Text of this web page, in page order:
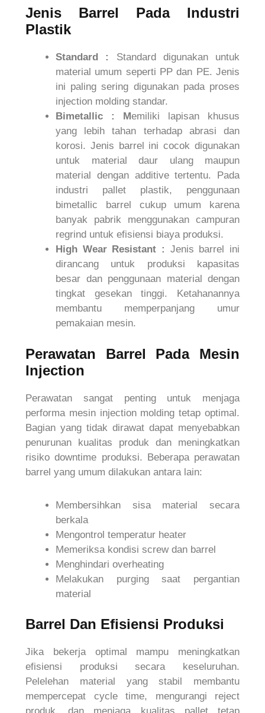
Jenis Barrel Pada Industri
Plastik
Standard : Standard digunakan untuk
material umum seperti PP dan PE. Jenis
ini paling sering digunakan pada proses
injection molding standar.
Bimetallic : Memiliki lapisan khusus
yang lebih tahan terhadap abrasi dan
korosi. Jenis barrel ini cocok digunakan
untuk material daur ulang maupun
material dengan additive tertentu. Pada
industri pallet plastik, penggunaan
bimetallic barrel cukup umum karena
banyak pabrik menggunakan campuran
regrind untuk efisiensi biaya produksi.
High Wear Resistant : Jenis barrel ini
dirancang untuk produksi kapasitas
besar dan penggunaan material dengan
tingkat gesekan tinggi. Ketahanannya
membantu memperpanjang umur
pemakaian mesin.
Perawatan Barrel Pada Mesin
Injection
Perawatan sangat penting untuk menjaga
performa mesin injection molding tetap optimal.
Bagian yang tidak dirawat dapat menyebabkan
penurunan kualitas produk dan meningkatkan
risiko downtime produksi. Beberapa perawatan
barrel yang umum dilakukan antara lain:
Membersihkan sisa material secara
berkala
Mengontrol temperatur heater
Memeriksa kondisi screw dan barrel
Menghindari overheating
Melakukan purging saat pergantian
material
Barrel Dan Efisiensi Produksi
Jika bekerja optimal mampu meningkatkan
efisiensi produksi secara keseluruhan.
Pelelehan material yang stabil membantu
mempercepat cycle time, mengurangi reject